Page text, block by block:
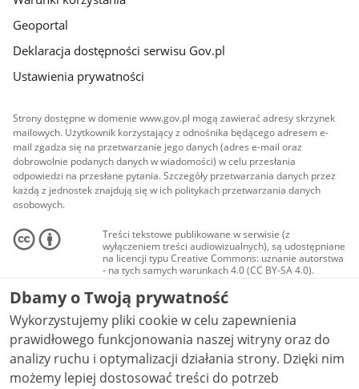
Geoportal
Deklaracja dostępności serwisu Gov.pl
Ustawienia prywatności
Strony dostępne w domenie www.gov.pl mogą zawierać adresy skrzynek
mailowych. Użytkownik korzystający z odnośnika będącego adresem e-
mail zgadza się na przetwarzanie jego danych (adres e-mail oraz
dobrowolnie podanych danych w wiadomości) w celu przesłania
odpowiedzi na przesłane pytania. Szczegóły przetwarzania danych przez
każdą z jednostek znajdują się w ich politykach przetwarzania danych
osobowych.
Treści tekstowe publikowane w serwisie (z
wyłączeniem treści audiowizualnych), są udostępniane
na licencji typu Creative Commons: uznanie autorstwa
- na tych samych warunkach 4.0 (CC BY-SA 4.0).
Materiały audiowizualne, w tym zdjęcia, materiały
audio i wideo, są udostępniane na licencji typu
Creative Commons: uznanie autorstwa użycie
niekomercyjne - bez utworów zależnych 4.0 (CC BY-
NC-ND 4.0), o ile nie jest to stwierdzone inaczej.
Dbamy o Twoją prywatność
Wykorzystujemy pliki cookie w celu zapewnienia
prawidłowego funkcjonowania naszej witryny oraz do
analizy ruchu i optymalizacji działania strony. Dzięki nim
możemy lepiej dostosować treści do potrzeb